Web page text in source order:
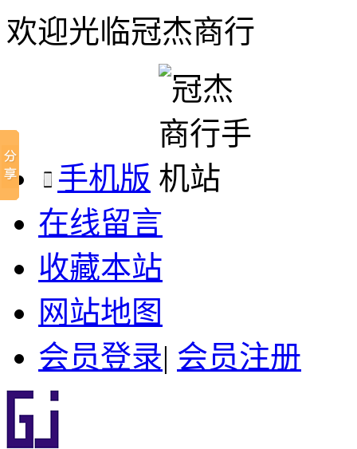
欢迎光临冠杰商行
手机版
在线留言
收藏本站
网站地图
会员登录| 会员注册